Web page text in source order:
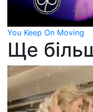
You Keep On Moving
Ще